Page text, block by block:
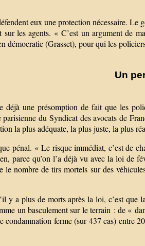
eux une protection nécessaire.
les agents. « C’est un argument de
démocratie (Grasset), pour qui les
Un
déjà une présomption de fait que les
du Syndicat des avocats de
la plus adéquate, la plus juste, la plus
pénal. « Le risque immédiat, c’est de
parce qu’on l’a déjà vu avec la loi de
le nombre de tirs mortels sur des
y a plus de morts après la loi, c’est
un basculement sur le terrain : de «
condamnation ferme (sur 437 cas) entre